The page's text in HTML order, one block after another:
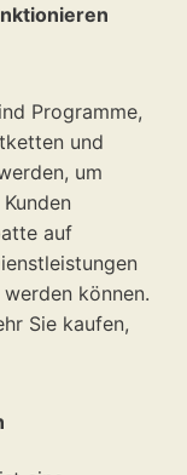
Programme,
und
um
auf
können.
Sie kaufen,